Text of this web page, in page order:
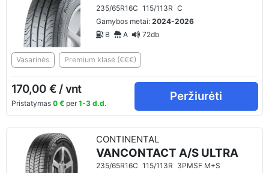
235/65R16C 115/113R C
Gamybos metai:2024-2026
B
A 72db
Vasarinės Premium klasė (€€€)
170,00 € / vnt
Pristatymas 0 €per 1-3 d.d.
Peržiurėti
CONTINENTAL
VANCONTACT A/S ULTRA
235/65R16C 115/113R 3PMSF M+S